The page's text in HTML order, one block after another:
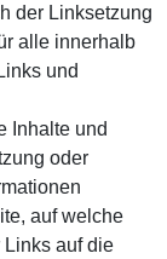
der Linksetzung
alle innerhalb
und
Inhalte und
oder
auf welche
auf die